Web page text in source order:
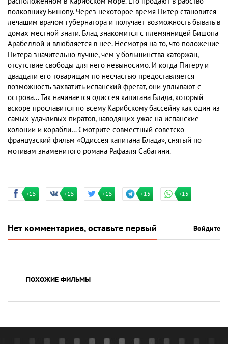
полковнику Бишопу. Через некоторое время Питер становится
лечащим врачом губернатора и получает возможность бывать в
домах местной знати. Блад знакомится с племянницей Бишопа
Арабеллой и влюбляется в нее. Несмотря на то, что положение
Питера значительно лучше, чем у большинства каторжан,
отсутствие свободы для него невыносимо. И когда Питеру и
двадцати его товарищам по несчастью предоставляется
возможность захватить испанский фрегат, они уплывают с
острова… Так начинается одиссея капитана Блада, который
вскоре прославится по всему Карибскому бассейну как один из
самых удачливых пиратов, наводящих ужас на испанские
колонии и корабли… Смотрите совместный советско-
французский фильм «Одиссея капитана Блада», снятый по
мотивам знаменитого романа Рафаэля Сабатини.
+15 +15 +15 +15 +15
Нет комментариев, оставьте первый Войдите
ПОХОЖИЕ ФИЛЬМЫ